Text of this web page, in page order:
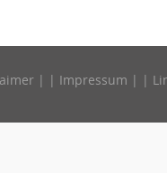
| | Impressum | |